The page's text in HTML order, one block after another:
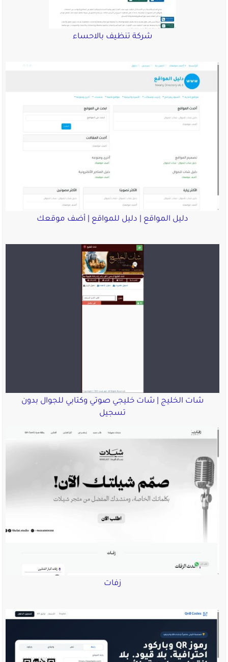
شركة تنظيف بالاحساء
دليل المواقع | دليل للمواقع | أضف موقعك
شات الخليج | شات خليجي صوتي وكتابي للجوال بدون
تسجيل
زفات